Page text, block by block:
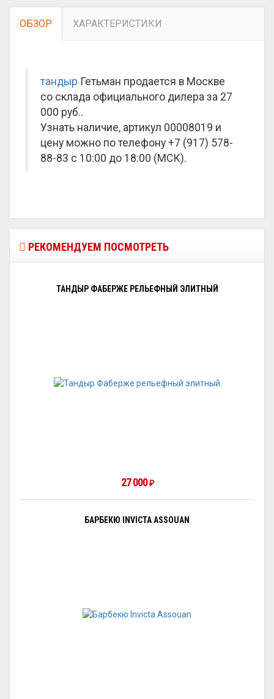
ОБЗОР ХАРАКТЕРИСТИКИ
тандыр Гетьман продается в Москве
со склада официального дилера за 27
000 руб..
Узнать наличие, артикул 00008019 и
цену можно по телефону +7 (917) 578-
88-83 с 10:00 до 18:00 (МСК).
РЕКОМЕНДУЕМ ПОСМОТРЕТЬ
ТАНДЫР ФАБЕРЖЕ РЕЛЬЕФНЫЙ ЭЛИТНЫЙ
27 000₽
БАРБЕКЮ INVICTA ASSOUAN